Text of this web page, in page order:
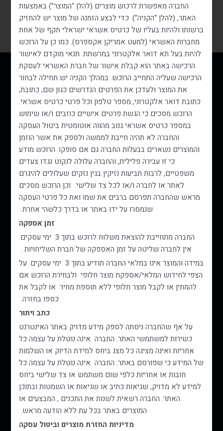
החברה מאפשרת לרכוש מוצרים (להלן “המוצר”) באמצעות
האתר, (להלן “הקניה”). כדי לבצע הזמנה של מוצר יש להחזיק
ברשותו ולהיות בעליו של כרטיס אשראי ישראליתקף של אחת
מחברות האשראי (למעט אמריקן אקספרס). כמו כן על הרוכש
להיות בעל תא דואר אלקטרוני במרשתת. תנאי מוקדם לאישור
הרכישה באתר הוא קבלת אישור של חברת האשראי לעסקת
הרכישה שעליה התחייב הרוכש. במהלך הקניה יש תחילה לבחור
את המוצר ולעדכן את הפרטים הנדרשים כגון שם, כתובת,
כתובת דואר אלקטרוני, מספר טלפון וכל פרטי כרטיס אשראי.
הרוכש מסכים כי הגשת פרטים אישיים כוזבים ו/או שימוש
במספר כרטיס אשראי גנוב מהווה אוטומטית ביטול העסקה
והחברה לא תהיה חייבת לממשה ולספק את אשר הוזמן
והמוצרים נשארים בבעלות החברה גם אם סופקו. הרוכש מודע
כי זו עבירה פלילית, והחברה עלולה לנקוט נגדו צעדים
משפטיים, לרבות תביעות נזיקין בגין נזקים שעלולים להיגרם
לאתר או לחברה ו/או לכל צד שלישי. וכן הרוכש מסכים
מראש שהחברה תפרסם ברבים את שמו ואת כל פרטי העסקה
שנמסרו על ידו באתר או בדרך כלשהי אחרת.
זמן אספקה
החברה מתחייבת להוצאת משלוח לרוכש בתוך 3 ימי עסקים.
אין לחברה שליטה על זמן האספקה של חברת השליחויות .
במידה והמוצר אינו במלאי החברה תודיע בתוך 3 ימי עסקים. על
הצפי לחידוש המלאי/אספקת מוצר חלופי ולבחירת הרוכש אם
להמתין או לקבל מוצר חלופי ללא תוספת מחיר או לקבל את
כספו בחזרה.
כתב ויתור
על אף שהחברה ניסתה לספק מידע מדויק באתר האינטרנט
כשירות למשתמשי האתר. החברה אינה נוטלת על עצמה כל
אחריות ואינה מציגה כל מצג ביחס למידת הדיוק או השלמות
של המידע כי שפורסם באתר. החברה אינה נוטלת על עצמה כל
חובות או אחריות כלפי שום משתמש או צד שלישי ביחס
למידע לא מדויק, שגיאות כתיב או שגיאות או השמטות ובתוכן
האתר. החברה רשאית לשנות את התכנים , המבצעים או
המוצרים באתר בכל עת ללא הודעה מראש.
מדיניות החזרת מוצרים וביטול עסקה
051-2266488
דוא"ל: info@taf-sorag.co.il
שעות פעילות:
ו’ 8:00 – 19:00
לכל שאלה צרו קשר
ונחזור אליכם בהקדם
שם
שליחה